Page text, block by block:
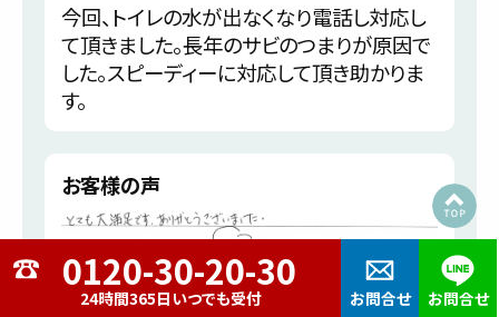
24時間365日いつでも受付 お問合せ お問合せ
今回、トイレの水が出なくなり電話し対応し
て頂きました。長年のサビのつまりが原因で
した。スピーディーに対応して頂き助かりま
す。
お客様の声
とても大満足です。ありがとうございました。